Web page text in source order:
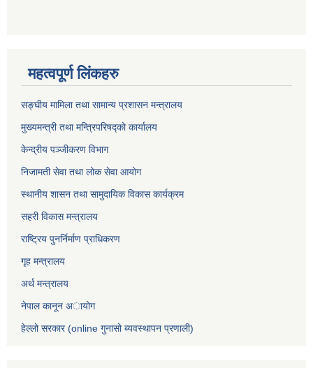
महत्वपूर्ण लिंकहरु
सङ्घीय मामिला तथा सामान्य प्रशासन मन्त्रालय
मुख्यमन्त्री तथा मन्त्रिपरिषद्को कार्यालय
केन्द्रीय पञ्जीकरण विभाग
निजामती सेवा तथा लोक सेवा आयोग
स्थानीय शासन तथा सामुदायिक विकास कार्यक्रम
सहरी विकास मन्त्रालय
राष्ट्रिय पुनर्निर्माण प्राधिकरण
गृह मन्त्रालय
अर्थ मन्त्रालय
नेपाल कानून अायोग
हेल्लो सरकार (online गुनासो ब्यवस्थापन प्रणाली)